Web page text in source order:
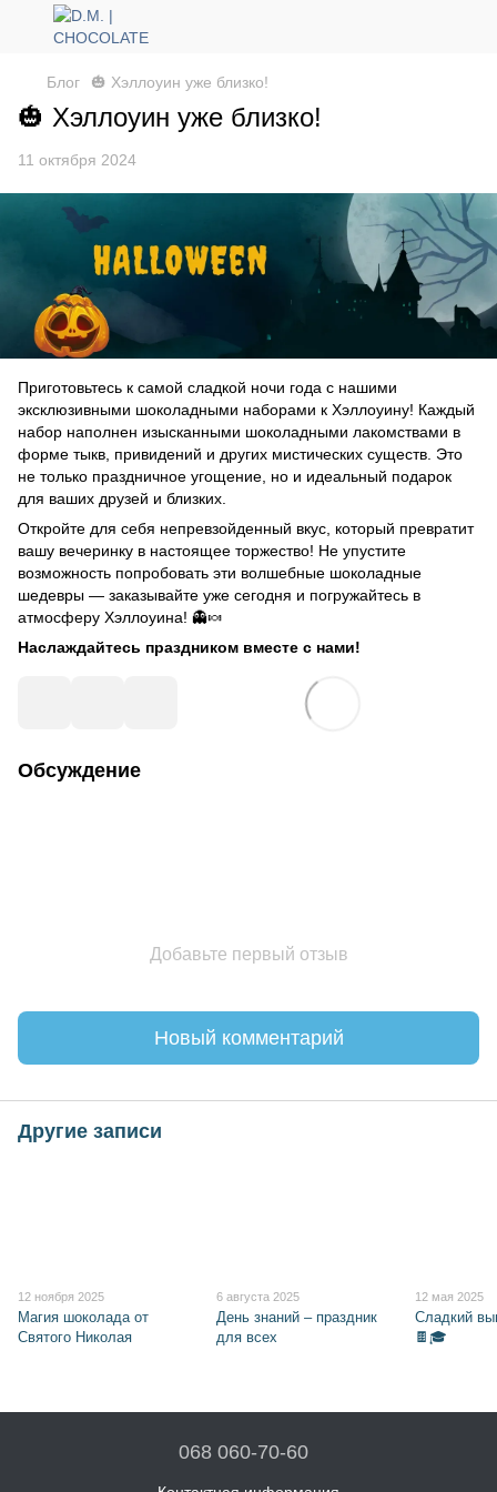
Блог 🎃 Хэллоуин уже близко!
🎃 Хэллоуин уже близко!
11 октября 2024
Приготовьтесь к самой сладкой ночи года с нашими
эксклюзивными шоколадными наборами к Хэллоуину! Каждый
набор наполнен изысканными шоколадными лакомствами в
форме тыкв, привидений и других мистических существ. Это
не только праздничное угощение, но и идеальный подарок
для ваших друзей и близких.
Откройте для себя непревзойденный вкус, который превратит
вашу вечеринку в настоящее торжество! Не упустите
возможность попробовать эти волшебные шоколадные
шедевры — заказывайте уже сегодня и погружайтесь в
атмосферу Хэллоуина! 👻🍬
Наслаждайтесь праздником вместе с нами!
Обсуждение
Добавьте первый отзыв
Новый комментарий
Другие записи
12 ноября 2025
Магия шоколада от
Святого Николая
6 августа 2025
День знаний – праздник
для всех
12 мая 2025
Сладкий
🍫🎓
068 060-70-60